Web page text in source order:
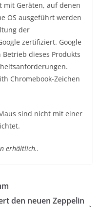
mit Geräten, auf denen
OS ausgeführt werden
der
zertifiziert. Google
dieses Produkts
Chromebook-Zeichen
sind nicht mit einer
erhältlich..
den neuen Zeppelin